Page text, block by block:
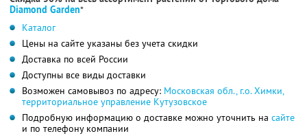
Diamond Garden*
Каталог
Цены на сайте указаны без учета скидки
Доставка по всей России
Доступны все виды доставки
Возможен самовывоз по адресу: Московская обл., г.о. Химки,
территориальное управление Кутузовское
Подробную информацию о доставке можно уточнить на сайте
и по телефону компании